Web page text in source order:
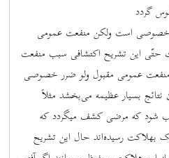
گردد
است ولکن منفعت عمومی
حتّی این تشریح اکتشافی سبب منفعت
منفعت عمومی مقبول ولو ضرر خصوصی
نتائج بسیار عظیمه می‌بخشد مثلاً
شود که مرضی کشف میگردد که
بهلاکت رسیده‌اند حال این تشریح